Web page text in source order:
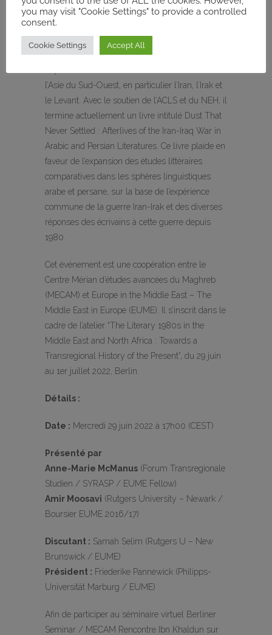
dans la région.
d’Amir Moosavicouvrent les littératures arabes
l’Asie du Sud-Ouest, en particulier l’Iran, l’Irak et
le Levant. Avec le soutien de l’ACLS et du NEH, il
termine actuellement un livre intitulé Dust That
Never Settled : Afterlives of the Iran-Iraq War in
Arabic and Persian Literatures. Ce livre plaide en
faveur de l’expansion des études littéraires
comparatives dans les sphères linguistiques
arabe et persane, sur la base de l’expérience
commune de la guerre Iran-Irak et des diverses
réponses des écrivains à cette guerre depuis
1980.
Cet événement est une coopération entre le
Centre Mérian d’études avancées du Maghreb
(MECAM) et Europe in the Middle East – The
Middle East in Europe (EUME). Il s’inscrit dans le
cadre de l’atelier “The Literary 1980s in the
Middle East and North Africa : Towards a
Transregional History of the Present”, du 29 juin
au 1er juillet 2022, Berlin.
Détails :
Date : Mercredi 29 juin 2022 à 17h00 (CEST)
Présenté par
Anne-Marie McManus (Forum Transregionale
Studien / SYRASP / EUME Fellow)
Amir Moosavi (Rutgers University – Newark /
Boursier EUME 2016/17)
Discutant : Samah Selim (Rutgers U – New
Brunswick / EUME)
Président : Friederike Pannewick (Philipps-
Universität Marburg / EUME)
Afin de participer au séminaire virtuel Berliner
Seminar / MECAM Rencontre Ibn Khaldun sur
you may visit "Cookie Settings" to provide a controlled
consent.
Cookie Settings Accept All